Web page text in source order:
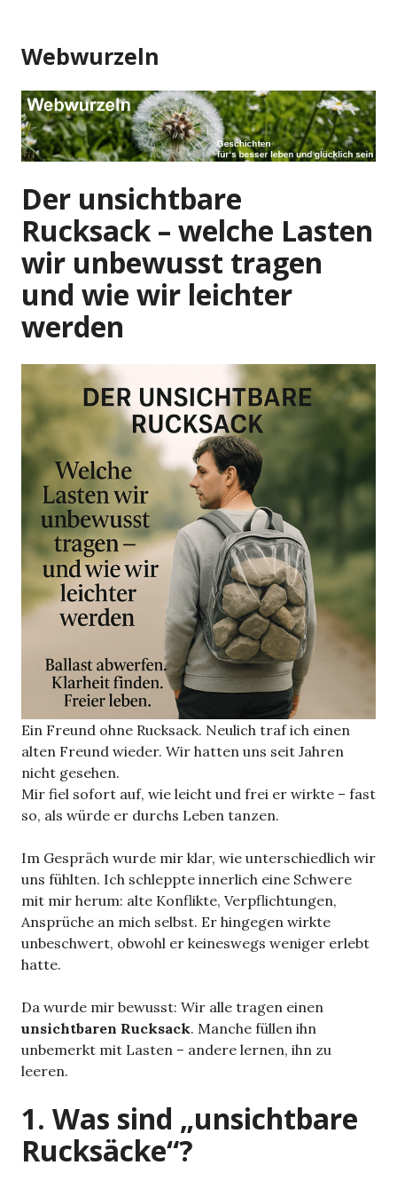
springen
Webwurzeln
Der unsichtbare
Rucksack – welche Lasten
wir unbewusst tragen
und wie wir leichter
werden
Ein Freund ohne Rucksack. Neulich traf ich einen
alten Freund wieder. Wir hatten uns seit Jahren
nicht gesehen.
Mir fiel sofort auf, wie leicht und frei er wirkte – fast
so, als würde er durchs Leben tanzen.
Im Gespräch wurde mir klar, wie unterschiedlich wir
uns fühlten. Ich schleppte innerlich eine Schwere
mit mir herum: alte Konflikte, Verpflichtungen,
Ansprüche an mich selbst. Er hingegen wirkte
unbeschwert, obwohl er keineswegs weniger erlebt
hatte.
Da wurde mir bewusst: Wir alle tragen einen
unsichtbaren Rucksack. Manche füllen ihn
unbemerkt mit Lasten – andere lernen, ihn zu
leeren.
1. Was sind „unsichtbare
Rucksäcke“?